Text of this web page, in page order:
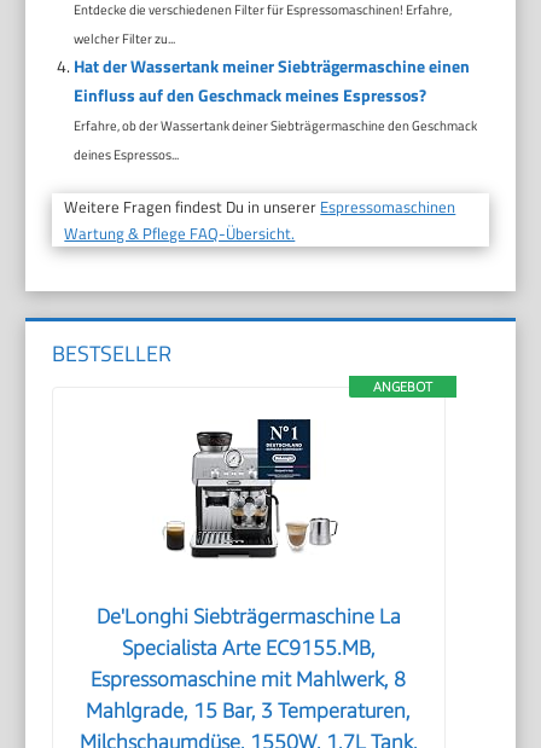
Entdecke die verschiedenen Filter für Espressomaschinen! Erfahre,
welcher Filter zu...
Hat der Wassertank meiner Siebträgermaschine einen
Einfluss auf den Geschmack meines Espressos?
Erfahre, ob der Wassertank deiner Siebträgermaschine den Geschmack
deines Espressos...
Weitere Fragen findest Du in unserer Espressomaschinen
Wartung & Pflege FAQ-Übersicht.
BESTSELLER
ANGEBOT
De'Longhi Siebträgermaschine La
Specialista Arte EC9155.MB,
Espressomaschine mit Mahlwerk, 8
Mahlgrade, 15 Bar, 3 Temperaturen,
Milchschaumdüse, 1550W, 1,7L Tank,